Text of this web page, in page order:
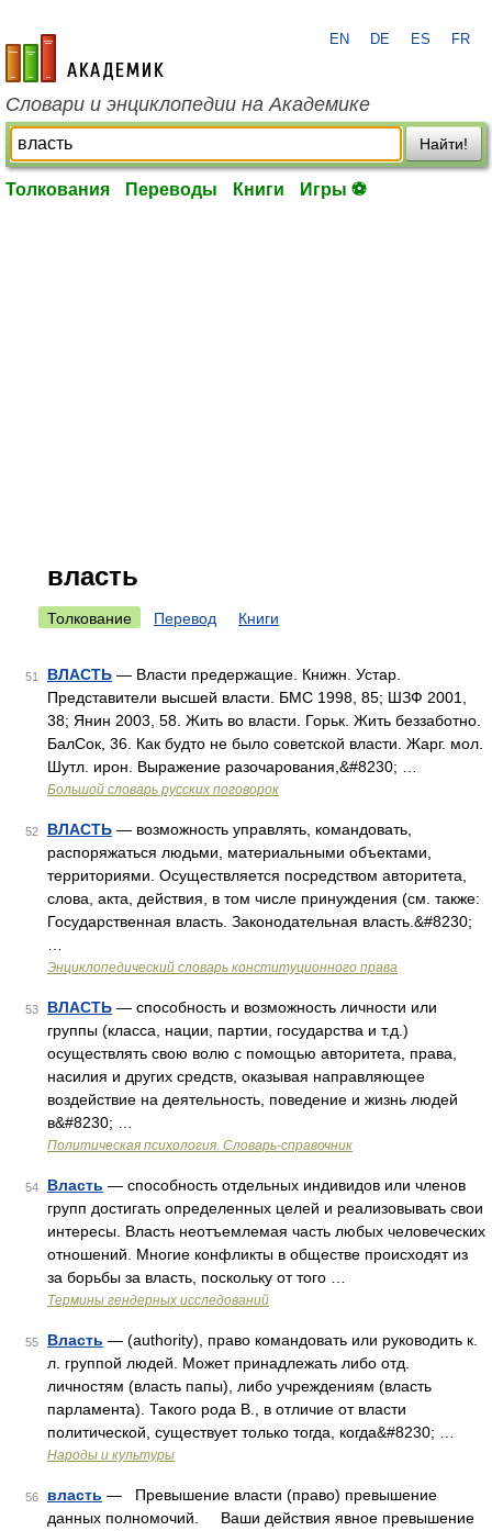
academic.ru
EN DE ES FR
Словари и энциклопедии на Академике
Найти!
Толкования Переводы Книги Игры ⚽
власть
Толкование Перевод Книги
51 ВЛАСТЬ — Власти предержащие. Книжн. Устар.
Представители высшей власти. БМС 1998, 85; ШЗФ 2001,
38; Янин 2003, 58. Жить во власти. Горьк. Жить беззаботно.
БалСок, 36. Как будто не было советской власти. Жарг. мол.
Шутл. ирон. Выражение разочарования,&#8230; …
Большой словарь русских поговорок
52 ВЛАСТЬ — возможность управлять, командовать,
распоряжаться людьми, материальными объектами,
территориями. Осуществляется посредством авторитета,
слова, акта, действия, в том числе принуждения (см. также:
Государственная власть. Законодательная власть.&#8230;
Энциклопедический словарь конституционного права
53 ВЛАСТЬ — способность и возможность личности или
группы (класса, нации, партии, государства и т.д.)
осуществлять свою волю с помощью авторитета, права,
насилия и других средств, оказывая направляющее
воздействие на деятельность, поведение и жизнь людей
в&#8230; …
Политическая психология. Словарь-справочник
54 Власть — способность отдельных индивидов или членов
групп достигать определенных целей и реализовывать свои
интересы. Власть неотъемлемая часть любых человеческих
отношений. Многие конфликты в обществе происходят из
за борьбы за власть, поскольку от того …
Термины гендерных исследований
55 Власть — (authority), право командовать или руководить к.
л. группой людей. Может принадлежать либо отд.
личностям (власть папы), либо учреждениям (власть
парламента). Такого рода В., в отличие от власти
политической, существует только тогда, когда&#8230; …
Народы и культуры
56 власть — Превышение власти (право) превышение
данных полномочий. Ваши действия явное превышение